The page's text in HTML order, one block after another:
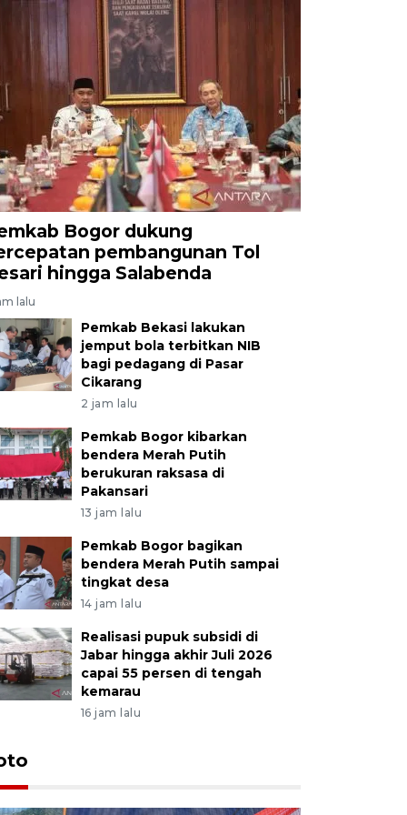
Bogor dukung
pembangunan Tol
hingga Salabenda
lalu
Pemkab Bekasi lakukan
jemput bola terbitkan NIB
bagi pedagang di Pasar
Cikarang
2 jam lalu
Pemkab Bogor kibarkan
bendera Merah Putih
berukuran raksasa di
Pakansari
13 jam lalu
Pemkab Bogor bagikan
bendera Merah Putih sampai
tingkat desa
14 jam lalu
Realisasi pupuk subsidi di
Jabar hingga akhir Juli 2026
capai 55 persen di tengah
kemarau
16 jam lalu